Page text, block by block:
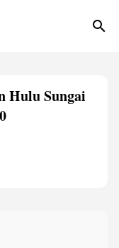
search
Hulu Sungai